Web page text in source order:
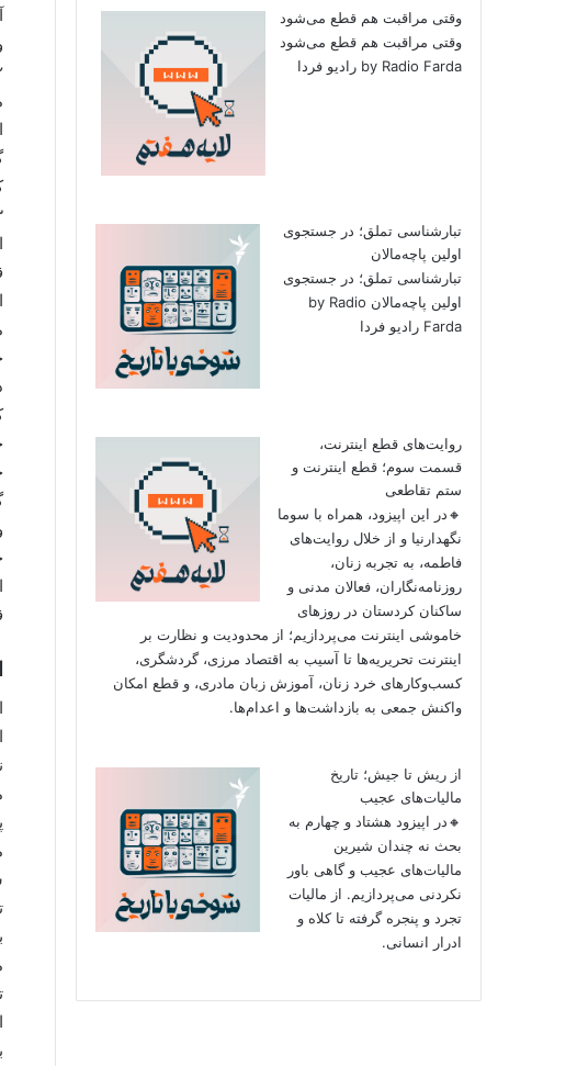
وقتی مراقبت هم قطع می‌شود
وقتی مراقبت هم قطع می‌شود
by Radio Farda رادیو فردا
تبارشناسی تملق؛ در جستجوی
اولین‌ پاچه‌مالان
تبارشناسی تملق؛ در جستجوی
اولین‌ پاچه‌مالان by Radio
Farda رادیو فردا
روایت‌های قطع اینترنت،
قسمت سوم؛ قطع اینترنت و
ستم تقاطعی
🔸در این اپیزود، همراه با سوما
نگهدارنیا و از خلال روایت‌های
فاطمه، به تجربه زنان،
روزنامه‌نگاران، فعالان مدنی و
ساکنان کردستان در روزهای
خاموشی اینترنت می‌پردازیم؛ از محدودیت و نظارت بر
اینترنت تحریریه‌ها تا آسیب به اقتصاد مرزی، گردشگری،
کسب‌وکارهای خرد زنان، آموزش زبان مادری، و قطع امکان
واکنش جمعی به بازداشت‌ها و اعدام‌ها.
از ریش تا جیش؛ تاریخ
مالیات‌های عجیب
🔸در اپیزود هشتاد و چهارم به
بحث نه چندان شیرین
مالیات‌های عجیب و گاهی باور
نکردنی‌ می‌پردازیم. از مالیات
تجرد و پنجره گرفته تا کلاه و
ادرار انسانی.